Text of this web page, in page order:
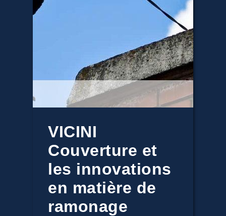
VICINI
Couverture et
les innovations
en matière de
ramonage